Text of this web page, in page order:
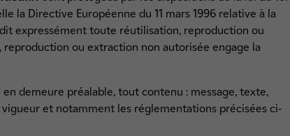
la Directive Européenne du 11 mars 1996 relative à la
expressément toute réutilisation, reproduction ou
reproduction ou extraction non autorisée engage la
demeure préalable, tout contenu : message, texte,
et notamment les réglementations précisées ci-